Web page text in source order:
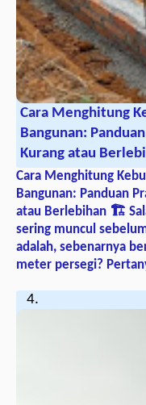
Cara Menghitung
Bangunan:
Kurang atau
Cara Menghitung
Bangunan: Panduan
atau Berlebihan 🏗️
sering muncul
adalah, sebenarnya
meter persegi?